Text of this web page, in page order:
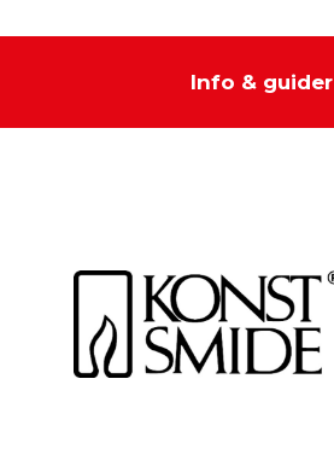
Info & guider